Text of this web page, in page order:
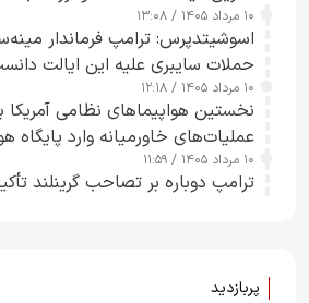
۱۰ مرداد ۱۴۰۵ / ۱۳:۰۸
اسوشیتدپرس: ترامپ فرماندار
حملات سایبری علیه این ایالت
ارائه نکرد
۱۰ مرداد ۱۴۰۵ / ۱۲:۱۸
نخستین هواپیماهای نظامی آمریکا
عملیات‌های خاورمیانه وارد پایگاه
شدند
۱۰ مرداد ۱۴۰۵ / ۱۱:۵۹
ترامپ دوباره بر تصاحب گرینلند
پربازدید